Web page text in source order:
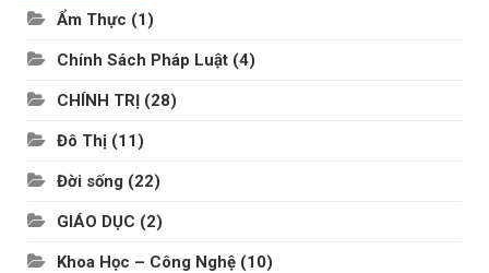
Ẩm Thực (1)
Chính Sách Pháp Luật (4)
CHÍNH TRỊ (28)
Đô Thị (11)
Đời sống (22)
GIÁO DỤC (2)
Khoa Học – Công Nghệ (10)